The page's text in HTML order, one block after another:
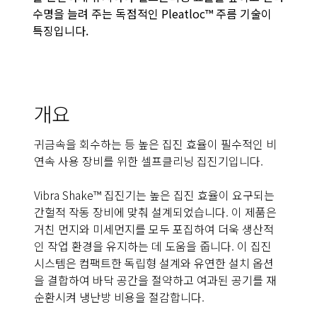
수명을 늘려 주는 독점적인 Pleatloc™ 주름 기술이
특징입니다.
개요
귀금속을 회수하는 등 높은 집진 효율이 필수적인 비
연속 사용 장비를 위한 셀프클리닝 집진기입니다.
Vibra Shake™ 집진기는 높은 집진 효율이 요구되는
간헐적 작동 장비에 맞춰 설계되었습니다. 이 제품은
거친 먼지와 미세먼지를 모두 포집하여 더욱 생산적
인 작업 환경을 유지하는 데 도움을 줍니다. 이 집진
시스템은 컴팩트한 독립형 설계와 유연한 설치 옵션
을 결합하여 바닥 공간을 절약하고 여과된 공기를 재
순환시켜 냉난방 비용을 절감합니다.